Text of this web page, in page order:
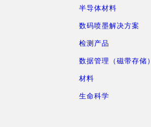
半导体材料
数码喷墨解决方案
检测产品
数据管理（磁带存储）
材料
生命科学